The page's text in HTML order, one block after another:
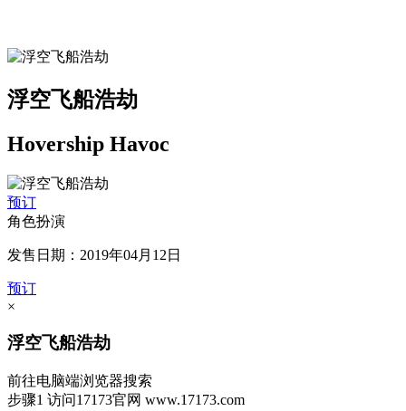
浮空飞船浩劫
Hovership Havoc
预订
角色扮演
发售日期：2019年04月12日
预订
×
浮空飞船浩劫
前往电脑端浏览器搜索
步骤1 访问17173官网 www.17173.com